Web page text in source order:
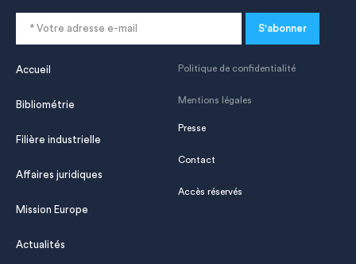
Politique de confidentialité
Mentions légales
Presse
Contact
Accès réservés
Accueil
Bibliométrie
Filière industrielle
Affaires juridiques
Mission Europe
Actualités
S'abonner